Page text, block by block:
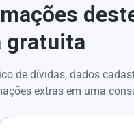
gratuita
de dívidas, dados
extras em uma